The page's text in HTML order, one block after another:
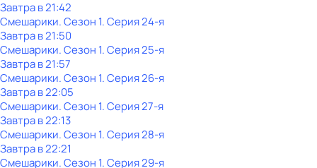
Завтра в 21:42
Смешарики. Сезон 1. Серия 24-я
Завтра в 21:50
Смешарики. Сезон 1. Серия 25-я
Завтра в 21:57
Смешарики. Сезон 1. Серия 26-я
Завтра в 22:05
Смешарики. Сезон 1. Серия 27-я
Завтра в 22:13
Смешарики. Сезон 1. Серия 28-я
Завтра в 22:21
Смешарики. Сезон 1. Серия 29-я